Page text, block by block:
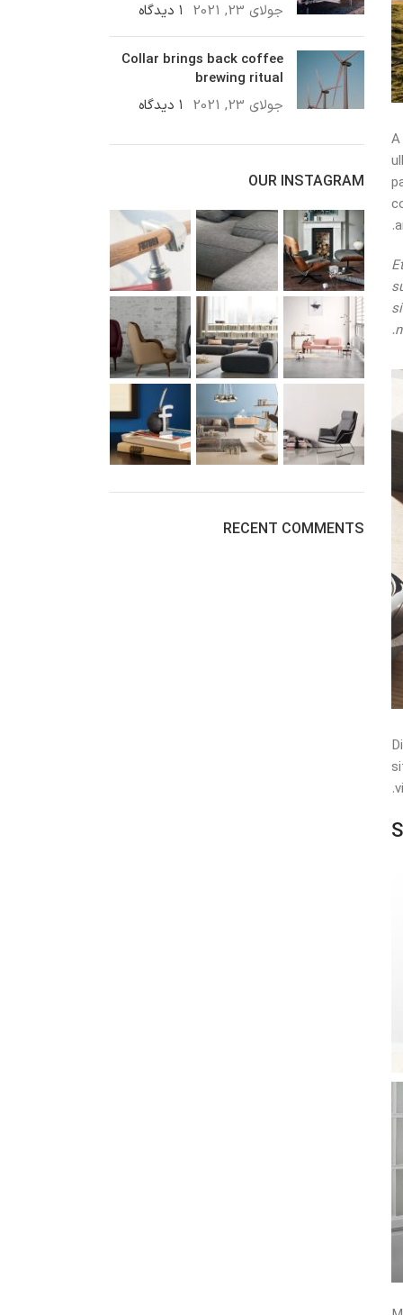
جولای 23, 2021
۱ دیدگاه
Collar brings back coffee
brewing ritual
جولای 23, 2021
۱ دیدگاه
OUR INSTAGRAM
RECENT COMMENTS